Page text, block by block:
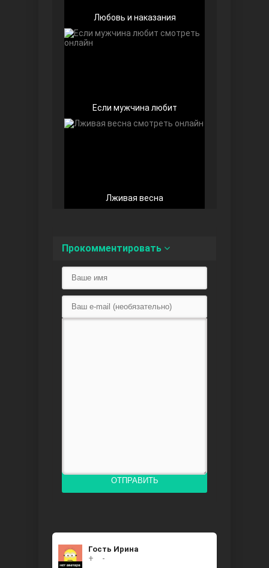
Любовь напоказ
Любовь и наказания
Если мужчина любит
Лживая весна
Прокомментировать
ОТПРАВИТЬ
Гость Ирина
+
-